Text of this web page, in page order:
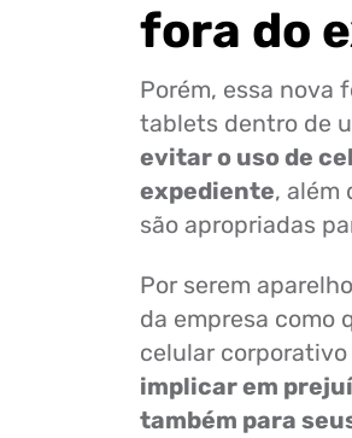
fora do
Porém, essa nova
tablets dentro de
evitar o uso de
expediente, além
são apropriadas
Por serem
da empresa como
celular
implicar em
também para